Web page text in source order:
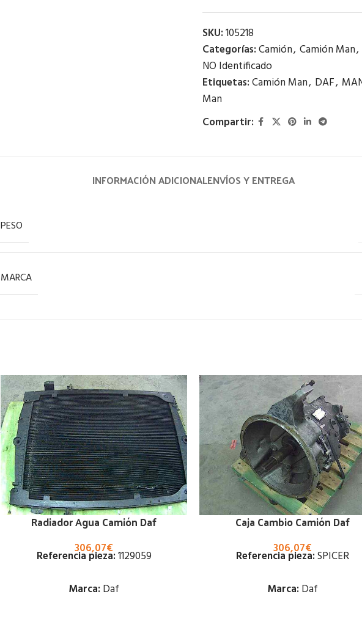
SKU:105218
Categorías:Camión, Camión Man,
NO Identificado
Etiquetas:Camión Man, DAF,
Man
Compartir:
INFORMACIÓN ADICIONALENVÍOS Y ENTREGA
PESO
MARCA
Radiador Agua Camión Daf
306,07€
Referencia pieza:1129059
Marca: Daf
Caja Cambio Camión Daf
306,07€
Referencia pieza:SPICER
Marca: Daf